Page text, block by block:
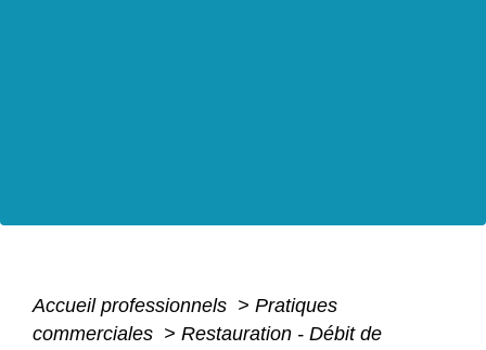
Accueil professionnels > Pratiques
commerciales > Restauration - Débit de